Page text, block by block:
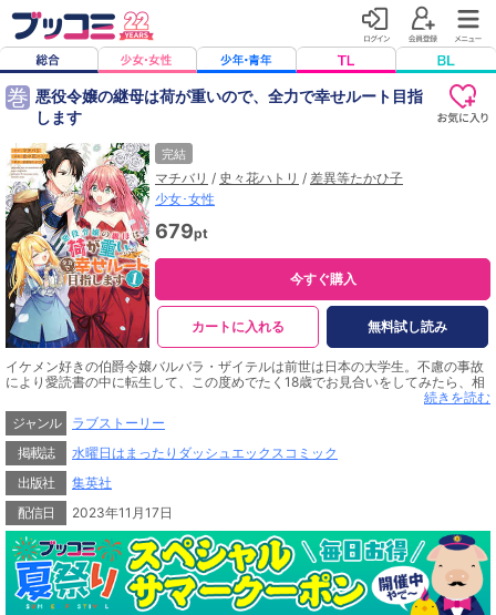
巻 悪役令嬢の継母は荷が重いので、全力で幸せルート目指
します
完結
マチバリ / 史々花ハトリ / 差異等たかひ子
少女･女性
679pt
今すぐ購入
カートに入れる 無料試し読み
イケメン好きの伯爵令嬢バルバラ・ザイテルは前世は日本の大学生。不慮の事故
により愛読書の中に転生して、この度めでたく18歳でお見合いをしてみたら、相
手はなんと…！ この国を将来恐怖のどん底に陥れる（はずの）極悪公爵!? 彼
を好きになったら、私も家族も身の破滅――。頭ではそう思うのに、公爵のあま
りの爽やかイケメンぶりに、心はキュンキュン、高まる気持ちを止められな
い…。もうこうなったら、彼と、彼と一緒に悪事を働く彼の連れ子である未来の
悪役令嬢（仮）もまとめて、全力で幸せルートを目指すしかないの――!? 「バ
ッドエンドなんて回避してみせます!!」
続きを読む
ジャンル
ラブストーリー
掲載誌
水曜日はまったりダッシュエックスコミック
出版社
集英社
配信日
2023年11月17日